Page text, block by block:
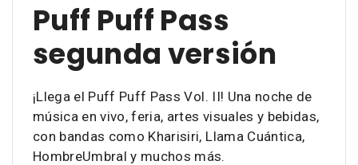
Puff Puff Pass
segunda versión
¡Llega el Puff Puff Pass Vol. II! Una noche de
música en vivo, feria, artes visuales y bebidas,
con bandas como Kharisiri, Llama Cuántica,
HombreUmbral y muchos más.